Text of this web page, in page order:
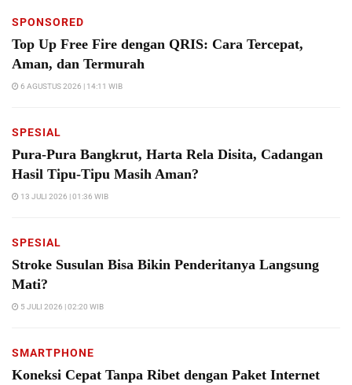
SPONSORED
Top Up Free Fire dengan QRIS: Cara Tercepat,
Aman, dan Termurah
6 AGUSTUS 2026 | 14:11 WIB
SPESIAL
Pura-Pura Bangkrut, Harta Rela Disita, Cadangan
Hasil Tipu-Tipu Masih Aman?
13 JULI 2026 | 01:36 WIB
SPESIAL
Stroke Susulan Bisa Bikin Penderitanya Langsung
Mati?
5 JULI 2026 | 02:20 WIB
SMARTPHONE
Koneksi Cepat Tanpa Ribet dengan Paket Internet